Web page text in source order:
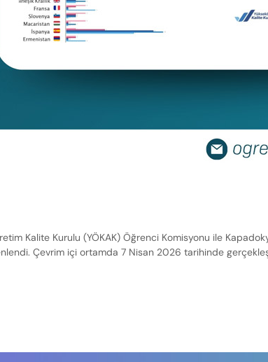
Kalite Kurulu (YÖKAK) Öğrenci Komisyonu ile
Çevrim içi ortamda 7 Nisan 2026 tarihinde